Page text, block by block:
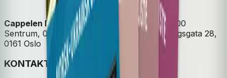
Cappelen Damm| Postadresse: Postboks 1900
Sentrum, 0055 Oslo | Besøksadresse: Stortingsgata 28,
0161 Oslo
KONTAKT OSS